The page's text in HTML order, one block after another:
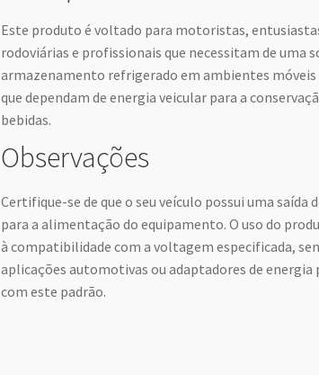
Este produto é voltado para motoristas,
rodoviárias e profissionais que necessitam de uma
armazenamento refrigerado em ambientes móveis
que dependam de energia veicular para a
bebidas.
Observações
Certifique-se de que o seu veículo possui uma saída
para a alimentação do equipamento. O uso do
à compatibilidade com a voltagem especificada,
aplicações automotivas ou adaptadores de
com este padrão.